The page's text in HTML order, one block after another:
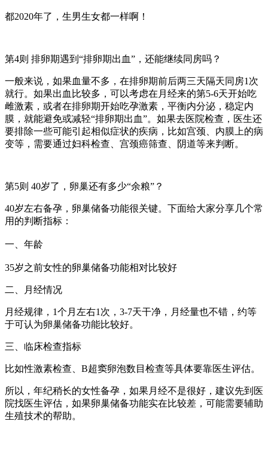
都2020年了，生男生女都一样啊！
第4则 排卵期遇到“排卵期出血”，还能继续同房吗？
一般来说，如果血量不多，在排卵期前后两三天隔天同房1次
就行。如果出血比较多，可以考虑在月经来的第5-6天开始吃
雌激素，或者在排卵期开始吃孕激素，平衡内分泌，稳定内
膜，就能避免或减轻“排卵期出血”。如果去医院检查，医生还
要排除一些可能引起相似症状的疾病，比如宫颈、内膜上的病
变等，需要通过妇科检查、宫颈癌筛查、阴道等来判断。
第5则 40岁了，卵巢还有多少“余粮”？
40岁左右备孕，卵巢储备功能很关键。下面给大家分享几个常
用的判断指标：
一、年龄
35岁之前女性的卵巢储备功能相对比较好
二、月经情况
月经规律，1个月左右1次，3-7天干净，月经量也不错，约等
于可认为卵巢储备功能比较好。
三、临床检查指标
比如性激素检查、B超窦卵泡数目检查等具体要靠医生评估。
所以，年纪稍长的女性备孕，如果月经不是很好，建议先到医
院找医生评估，如果卵巢储备功能实在比较差，可能需要辅助
生殖技术的帮助。